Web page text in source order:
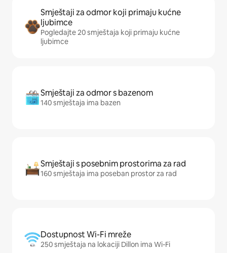
Smještaji za odmor koji primaju kućne
ljubimce
Pogledajte 20 smještaja koji primaju kućne
ljubimce
Smještaji za odmor s bazenom
140 smještaja ima bazen
Smještaji s posebnim prostorima za rad
160 smještaja ima poseban prostor za rad
Dostupnost Wi-Fi mreže
250 smještaja na lokaciji Dillon ima Wi-Fi